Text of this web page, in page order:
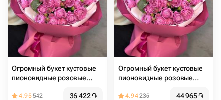
Огромный букет кустовые
пионовидные розовые
4.95542 36 422֏
Огромный букет кустовые
пионовидные розовые
4.94236 44 965֏